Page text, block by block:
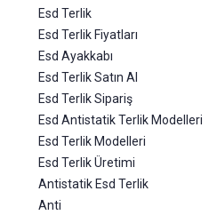
Esd Terlik
Esd Terlik Fiyatları
Esd Ayakkabı
Esd Terlik Satın Al
Esd Terlik Sipariş
Esd Antistatik Terlik Modelleri
Esd Terlik Modelleri
Esd Terlik Üretimi
Antistatik Esd Terlik
Anti